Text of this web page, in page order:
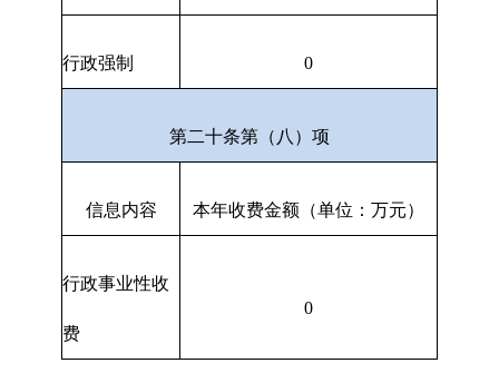
行政强制 0
第二十条第（八）项
信息内容 本年收费金额（单位：万元）
行政事业性收
费
0